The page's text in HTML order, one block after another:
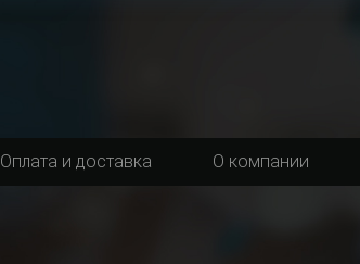
Оплата и доставка О компании